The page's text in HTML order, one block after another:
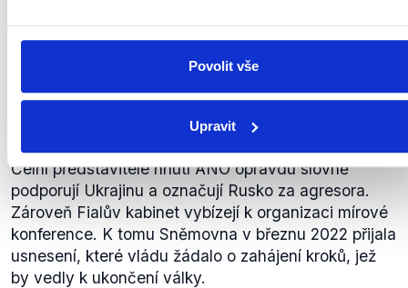
Povolit vše
Upravit
29. března 2022.
19. března 2024
Invaze na Ukrajinu
Čelní představitelé hnutí ANO opravdu slovně
podporují Ukrajinu a označují Rusko za agresora.
Zároveň Fialův kabinet vybízejí k organizaci mírové
konference. K tomu Sněmovna v březnu 2022 přijala
usnesení, které vládu žádalo o zahájení kroků, jež
by vedly k ukončení války.